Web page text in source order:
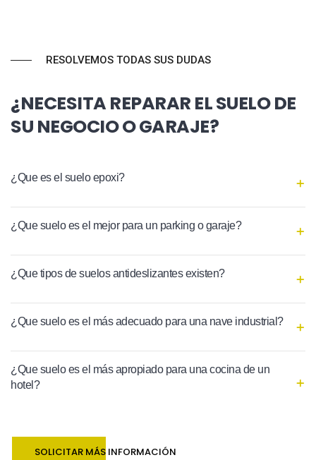
RESOLVEMOS TODAS SUS DUDAS
¿NECESITA REPARAR EL SUELO DE
SU NEGOCIO O GARAJE?
¿Que es el suelo epoxi?
¿Que suelo es el mejor para un parking o garaje?
¿Que tipos de suelos antideslizantes existen?
¿Que suelo es el más adecuado para una nave industrial?
¿Que suelo es el más apropiado para una cocina de un
hotel?
SOLICITAR MÁS INFORMACIÓN